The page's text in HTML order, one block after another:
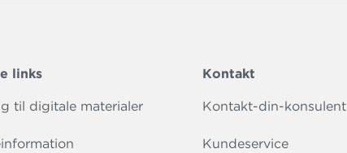
links
til digitale materialer
Kontakt
Kontakt-din-konsulent
Kundeservice